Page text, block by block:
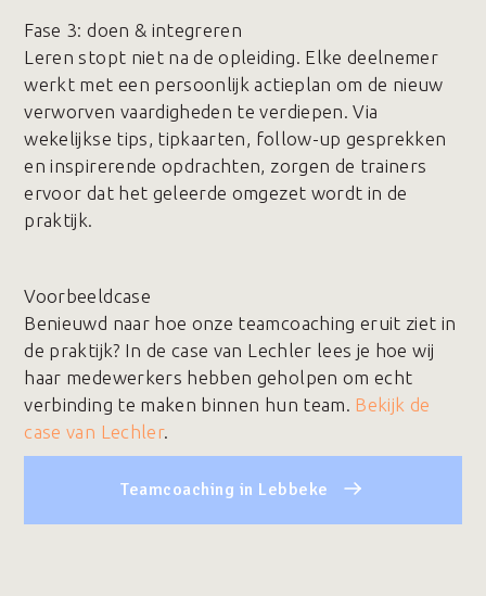
Fase 3️: doen & integreren
Leren stopt niet na de opleiding. Elke deelnemer
werkt met een persoonlijk actieplan om de nieuw
verworven vaardigheden te verdiepen. Via
wekelijkse tips, tipkaarten, follow-up gesprekken
en inspirerende opdrachten, zorgen de trainers
ervoor dat het geleerde omgezet wordt in de
praktijk.
Voorbeeldcase
Benieuwd naar hoe onze teamcoaching eruit ziet in
de praktijk? In de case van Lechler lees je hoe wij
haar medewerkers hebben geholpen om echt
verbinding te maken binnen hun team. Bekijk de
case van Lechler.
Teamcoaching in Lebbeke